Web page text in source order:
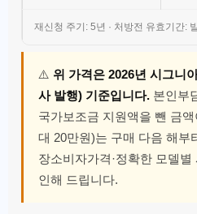
재신청 주기: 5년 · 처방전 유효기간:
⚠️ 위 가격은 2026년 시그니
사 발행) 기준입니다. 본인부
국가보조금 지원액을 뺀 금
대 20만원)는 구매 다음 해부
장소비자가격·정확한 모델
인해 드립니다.